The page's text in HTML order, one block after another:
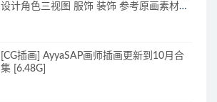
设计角色三视图 服饰 装饰 参考原画素材
[CG插画] AyyaSAP画师插画更新到10月合
集 [6.48G]